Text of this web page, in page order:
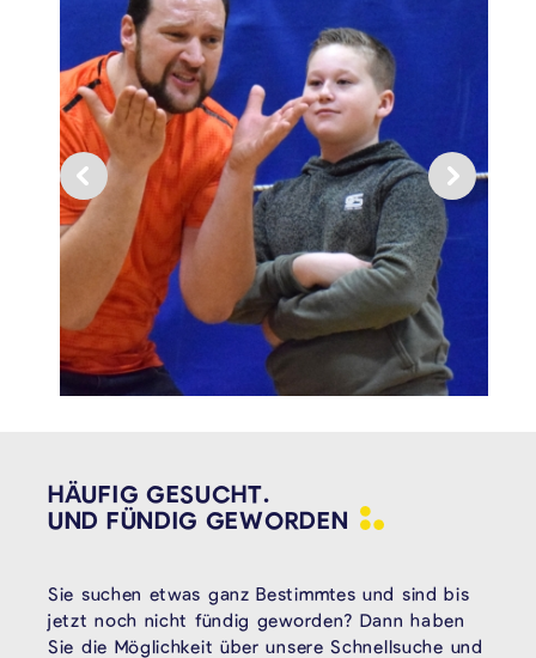
HÄUFIG GESUCHT.
UND FÜNDIG GEWORDEN
Sie suchen etwas ganz Bestimmtes und sind bis
jetzt noch nicht fündig geworden? Dann haben
Sie die Möglichkeit über unsere Schnellsuche und